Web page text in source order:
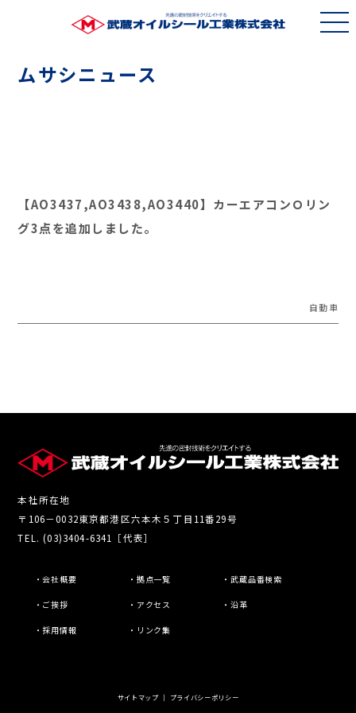
ムサシニュース
【AO3437,AO3438,AO3440】カーエアコンＯリン
グ3点を追加しました。
自動車
本社所在地
〒106－0032東京都港区六本木５丁目11番29号
TEL. (03)3404-6341［代表］
・会社概要 ・拠点一覧 ・武蔵品番検索
・ご挨拶 ・アクセス ・沿革
・採用情報 ・リンク集
サイトマップ｜ プライバシーポリシー